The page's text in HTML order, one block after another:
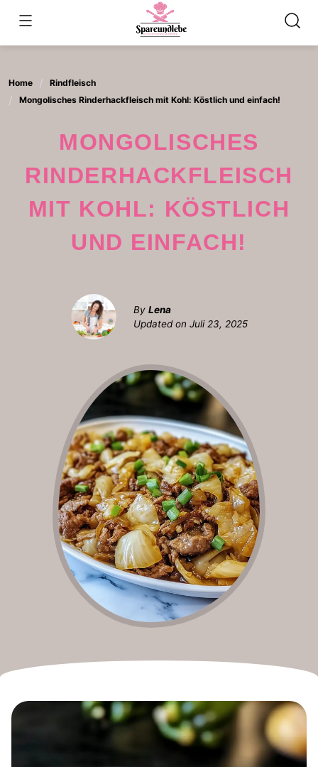
content
Home
Rindfleisch
Mongolisches Rinderhackfleisch mit Kohl: Köstlich und einfach!
MONGOLISCHES
RINDERHACKFLEISCH
MIT KOHL: KÖSTLICH
UND EINFACH!
By Lena
Updated on Juli 23, 2025